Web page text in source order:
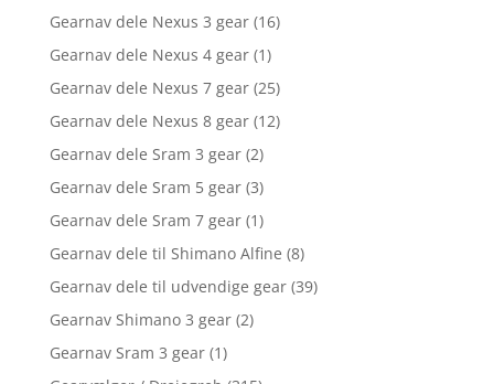
Gearnav dele Nexus 3 gear (16)
Gearnav dele Nexus 4 gear (1)
Gearnav dele Nexus 7 gear (25)
Gearnav dele Nexus 8 gear (12)
Gearnav dele Sram 3 gear (2)
Gearnav dele Sram 5 gear (3)
Gearnav dele Sram 7 gear (1)
Gearnav dele til Shimano Alfine (8)
Gearnav dele til udvendige gear (39)
Gearnav Shimano 3 gear (2)
Gearnav Sram 3 gear (1)